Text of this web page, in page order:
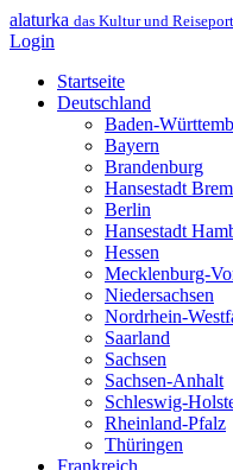
alaturka das Kultur und
Login
Startseite
Deutschland
Baden-
Bayern
Brandenburg
Hansestadt
Berlin
Hansestadt
Hessen
Mecklenburg-
Niedersachsen
Nordrhein-
Saarland
Sachsen
Sachsen-Anhalt
Schleswig-
Rheinland-Pfalz
Thüringen
Frankreich